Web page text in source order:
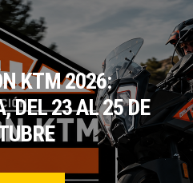
KTM 2026:
DEL 23 AL 25 DE